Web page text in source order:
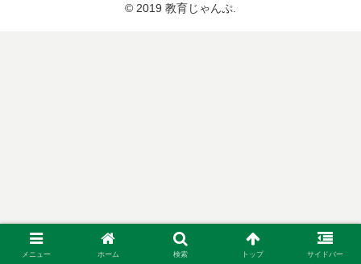
© 2019 教育じゃんぷ.
メニュー ホーム 検索 トップ サイドバー